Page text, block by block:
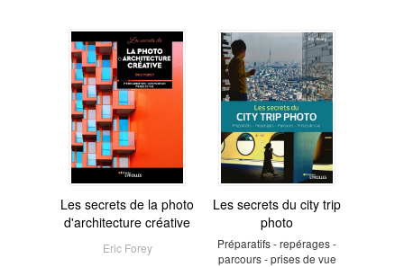
Les secrets de la photo
d'architecture créative
Eric Forey
Les secrets du city trip
photo
Préparatifs - repérages -
parcours - prises de vue